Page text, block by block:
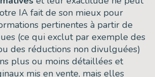
IA fait de son mieux pour
pertinentes à partir de
(ce qui exclut par exemple des
des réductions non divulguées)
plus ou moins détaillées et
mis en vente, mais elles